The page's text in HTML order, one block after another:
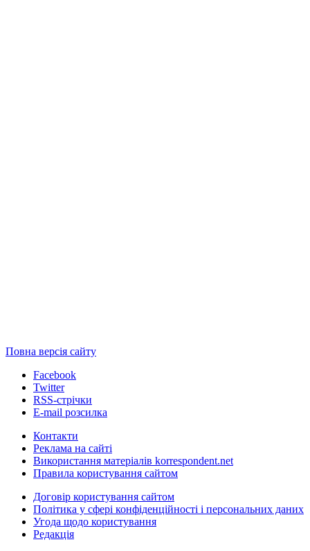
Повна версія сайту
Facebook
Twitter
RSS-стрічки
E-mail розсилка
Контакти
Реклама на сайті
Використання матеріалів korrespondent.net
Правила користування сайтом
Договір користування сайтом
Політика у сфері конфіденційності і персональних даних
Угода щодо користування
Редакція